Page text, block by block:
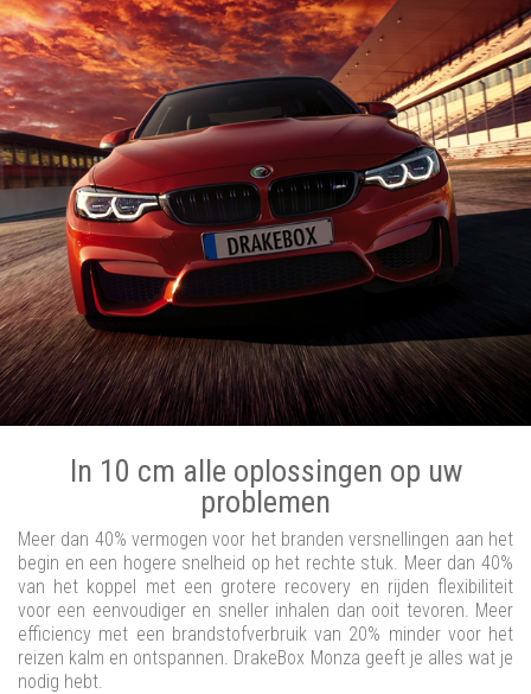
In 10 cm alle oplossingen op uw
problemen
Meer dan 40% vermogen voor het branden versnellingen aan het
begin en een hogere snelheid op het rechte stuk. Meer dan 40%
van het koppel met een grotere recovery en rijden flexibiliteit
voor een eenvoudiger en sneller inhalen dan ooit tevoren. Meer
efficiency met een brandstofverbruik van 20% minder voor het
reizen kalm en ontspannen. DrakeBox Monza geeft je alles wat je
nodig hebt.